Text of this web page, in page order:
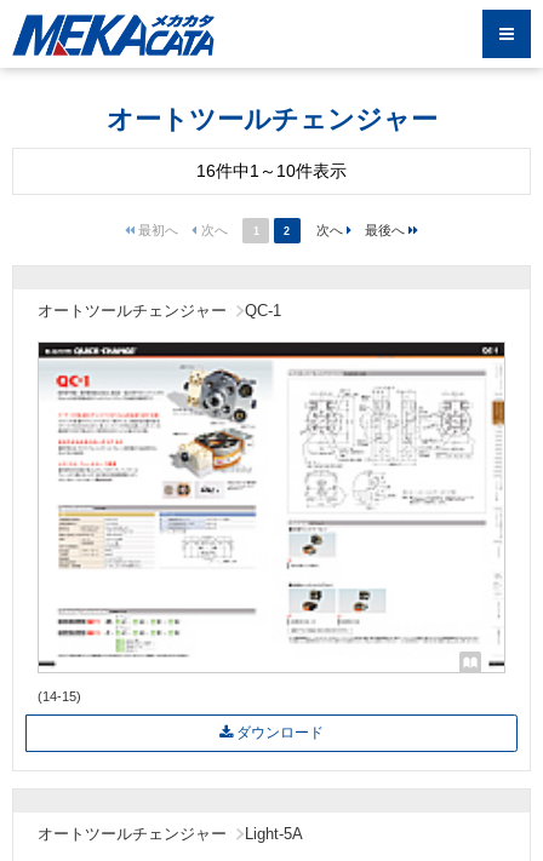
オートツールチェンジャー
16件中1～10件表示
1 2
オートツールチェンジャー QC-1
(14-15)
ダウンロード
オートツールチェンジャー Light-5A